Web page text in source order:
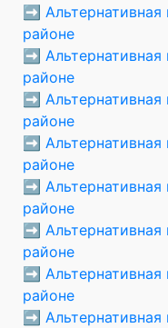
➡️
районе
➡️
районе
➡️
районе
➡️
районе
➡️
районе
➡️
районе
➡️
районе
➡️